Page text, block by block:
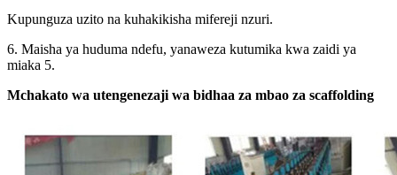
Kupunguza uzito na kuhakikisha mifereji nzuri.
6. Maisha ya huduma ndefu, yanaweza kutumika kwa zaidi ya
miaka 5.
Mchakato wa utengenezaji wa bidhaa za mbao za scaffolding